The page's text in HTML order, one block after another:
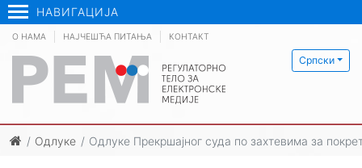
НАВИГАЦИЈА
Српски
О НАМА НАЈЧЕШЋА ПИТАЊА КОНТАКТ
Одлуке Одлуке Прекршајног суда по захтевима за